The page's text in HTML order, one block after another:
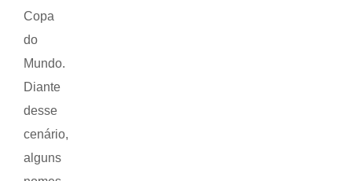
Copa
do
Mundo.
Diante
desse
cenário,
alguns